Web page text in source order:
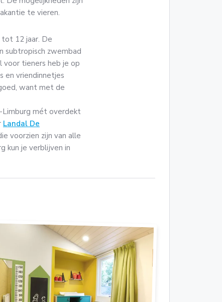
te vieren.
tot 12 jaar. De
subtropisch zwembad
voor tieners heb je op
en vriendinnetjes
want met de
Limburg mét overdekt
Landal De
voorzien zijn van alle
kun je verblijven in